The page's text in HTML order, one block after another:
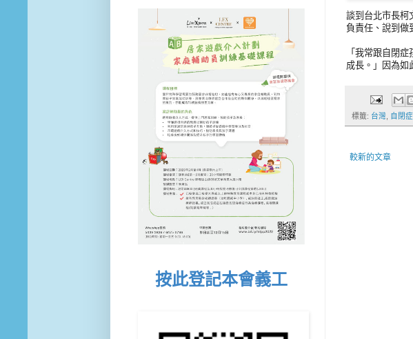
談到台北市長柯
負責任、說到做
「我常跟自閉
成長。」因為如
標籤: 台灣 自閉症
較新的文章
按此登記本會義工